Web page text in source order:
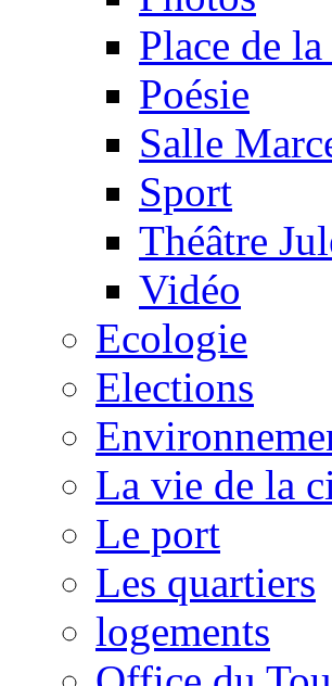
Place de
Poésie
Salle
Sport
Théâtre
Vidéo
Ecologie
Elections
La vie de la
Le port
Les quartiers
logements